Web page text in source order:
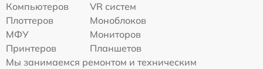
Компьютеров
VR систем
Плоттеров
Моноблоков
МФУ
Мониторов
Принтеров
Планшетов
Мы занимаемся ремонтом и техническим